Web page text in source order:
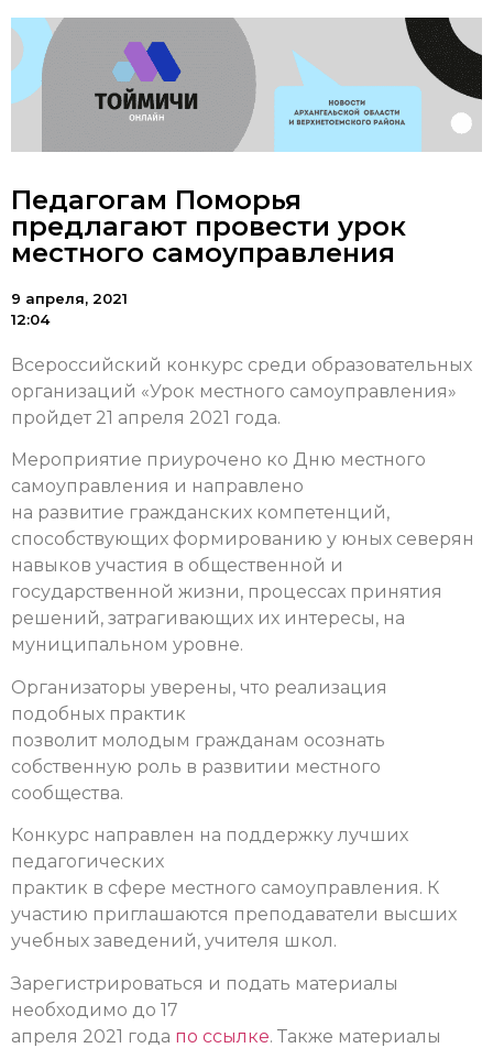
Педагогам Поморья
предлагают провести урок
местного самоуправления
9 апреля, 2021
12:04
Всероссийский конкурс среди образовательных
организаций «Урок местного самоуправления»
пройдет 21 апреля 2021 года.
Мероприятие приурочено ко Дню местного
самоуправления и направлено
на развитие гражданских компетенций,
способствующих формированию у юных северян
навыков участия в общественной и
государственной жизни, процессах принятия
решений, затрагивающих их интересы, на
муниципальном уровне.
Организаторы уверены, что реализация
подобных практик
позволит молодым гражданам осознать
собственную роль в развитии местного
сообщества.
Конкурс направлен на поддержку лучших
педагогических
практик в сфере местного самоуправления. К
участию приглашаются преподаватели высших
учебных заведений, учителя школ.
Зарегистрироваться и подать материалы
необходимо до 17
апреля 2021 года по ссылке. Также материалы